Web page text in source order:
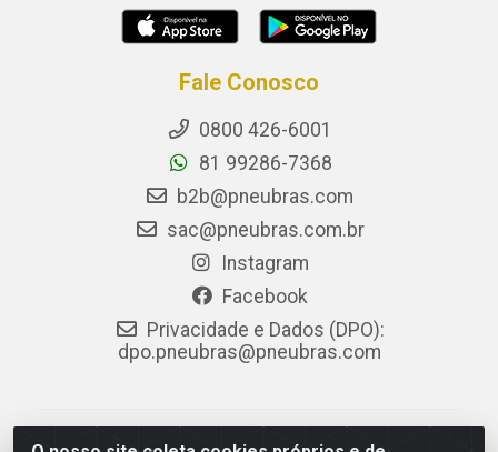
Fale Conosco
0800 426-6001
81 99286-7368
b2b@pneubras.com
sac@pneubras.com.br
Instagram
Facebook
Privacidade e Dados (DPO):
dpo.pneubras@pneubras.com
PneuBras - Rodovia BR-101, KM 82 - Prazeres,